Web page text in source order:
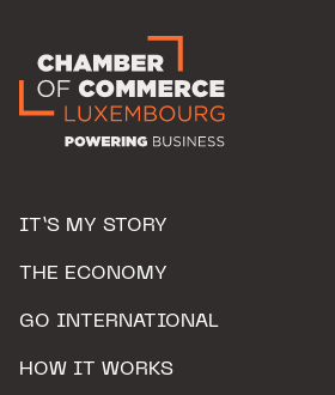
IT’S MY STORY
THE ECONOMY
GO INTERNATIONAL
HOW IT WORKS